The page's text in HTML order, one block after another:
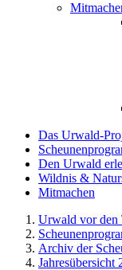
Das Urwald-
Den Urwald
Wildnis &
Mitmachen
Urwald vor den
Archiv der
Jahresübersicht